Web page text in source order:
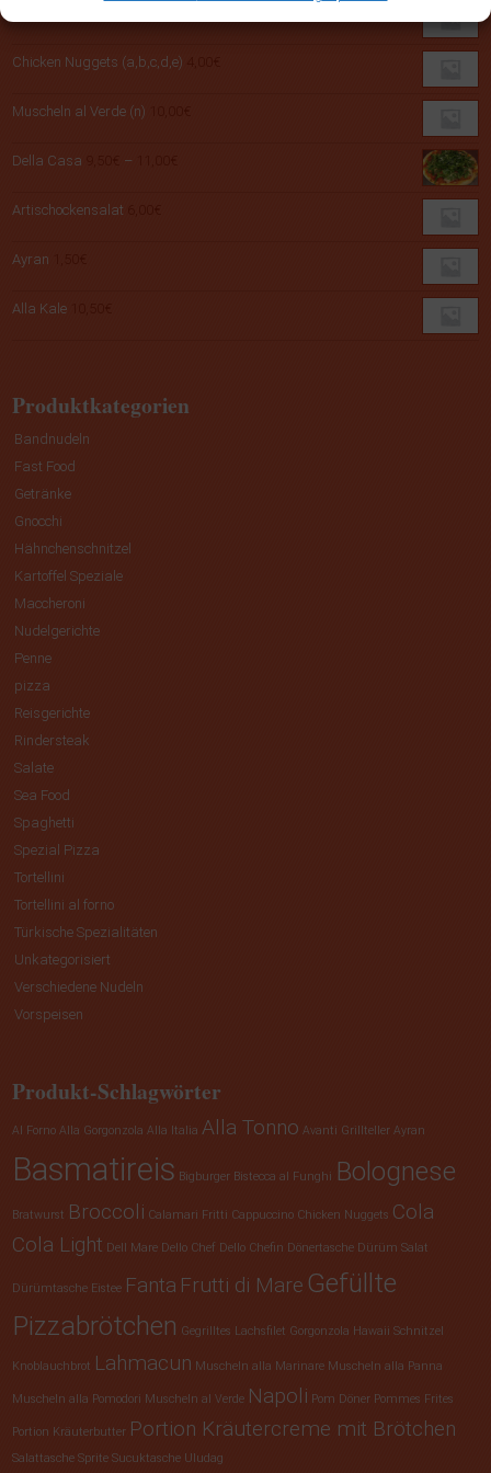
Chicken Nuggets (a,b,c,d,e)
Muscheln al Verde (n)
Della Casa –
Artischockensalat
Ayran
Alla Kale
Produktkategorien
Bandnudeln
Fast Food
Getränke
Gnocchi
Hähnchenschnitzel
Kartoffel Speziale
Maccheroni
Nudelgerichte
Penne
pizza
Reisgerichte
Rindersteak
Salate
Sea Food
Spaghetti
Spezial Pizza
Tortellini
Tortellini al forno
Türkische Spezialitäten
Unkategorisiert
Verschiedene Nudeln
Vorspeisen
Produkt-Schlagwörter
Al Forno Alla Gorgonzola Alla Italia Alla Tonno Avanti Grillteller Ayran
Basmatireis Bigburger Bistecca al Funghi Bolognese
Bratwurst Broccoli Calamari Fritti Cappuccino Chicken Nuggets Cola
Cola Light Dell Mare Dello Chef Dello Chefin Dönertasche Dürüm Salat
Dürümtasche Eistee Fanta Frutti di Mare Gefüllte
Pizzabrötchen Gegrilltes Lachsfilet Gorgonzola Hawaii Schnitzel
Knoblauchbrot Lahmacun Muscheln alla Marinare Muscheln alla Panna
Muscheln alla Pomodori Muscheln al Verde Napoli Pom Döner Pommes Frites
Portion Kräuterbutter Portion Kräutercreme mit Brötchen
Salattasche Sprite Sucuktasche Uludag